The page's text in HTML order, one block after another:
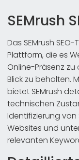
SEMrush
Das SEMrush
Plattform, die es
Online-Präsenz zu
Blick zu behalten.
bietet SEMrush
technischen
Identifizierung
Websites und
relevanten